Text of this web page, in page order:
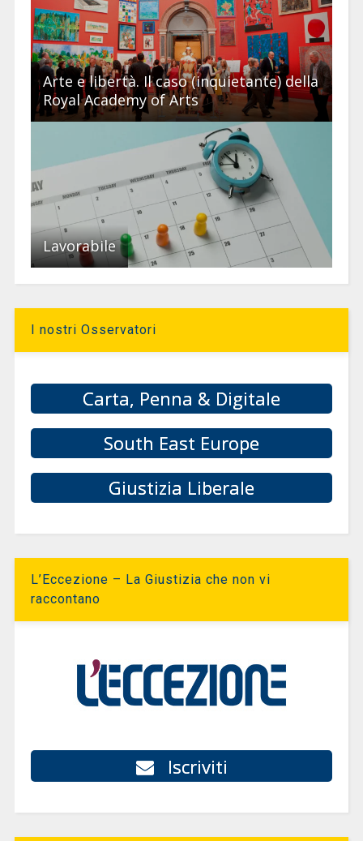
Arte e libertà. Il caso (inquietante) della
Royal Academy of Arts
Lavorabile
I nostri Osservatori
Carta, Penna & Digitale
South East Europe
Giustizia Liberale
L’Eccezione – La Giustizia che non vi
raccontano
Iscriviti